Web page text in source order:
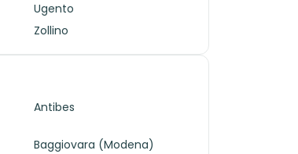
Ugento
Zollino
Antibes
Baggiovara (Modena)